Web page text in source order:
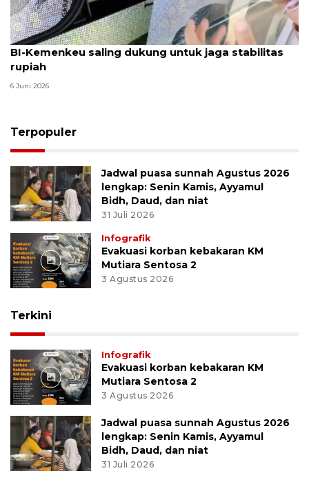
BI-Kemenkeu saling dukung untuk jaga stabilitas
rupiah
6 Juni 2026
Terpopuler
Jadwal puasa sunnah Agustus 2026
lengkap: Senin Kamis, Ayyamul
Bidh, Daud, dan niat
31 Juli 2026
Infografik
Evakuasi korban kebakaran KM
Mutiara Sentosa 2
3 Agustus 2026
Terkini
Infografik
Evakuasi korban kebakaran KM
Mutiara Sentosa 2
3 Agustus 2026
Jadwal puasa sunnah Agustus 2026
lengkap: Senin Kamis, Ayyamul
Bidh, Daud, dan niat
31 Juli 2026